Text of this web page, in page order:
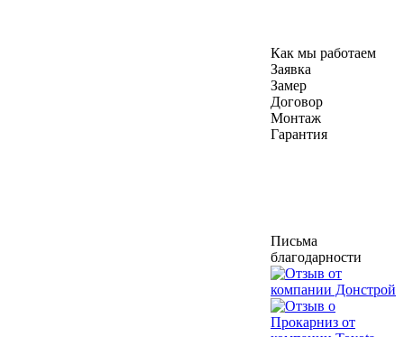
Как мы работаем
Заявка
Замер
Договор
Монтаж
Гарантия
Письма
благодарности